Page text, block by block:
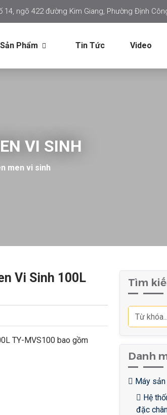
14, ngõ 422 đường Kim Giang, Phường Định
Sản Phẩm Tin Tức Video
VI SINH
men vi sinh
Vi Sinh 100L
TY-MVS100 bao gồm
Tìm
Danh
Máy
Hệ
đặc